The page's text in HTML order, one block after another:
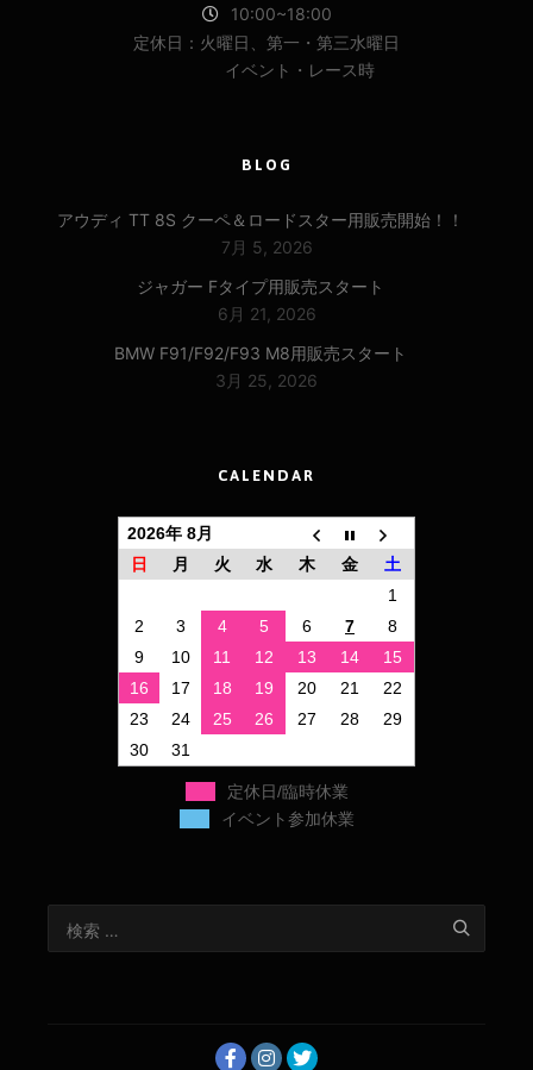
10:00~18:00
定休日：火曜日、第一・第三水曜日
イベント・レース時
BLOG
アウディ TT 8S クーペ＆ロードスター用販売開始！！
7月 5, 2026
ジャガー Fタイプ用販売スタート
6月 21, 2026
BMW F91/F92/F93 M8用販売スタート
3月 25, 2026
CALENDAR
2026年 8月
日
月 火 水 木 金
土
1
2
3 4 5 6 7
8
9
10 11 12 13 14
15
16
17 18 19 20 21
22
23
24 25 26 27 28
29
30
31
定休日/臨時休業
イベント参加休業